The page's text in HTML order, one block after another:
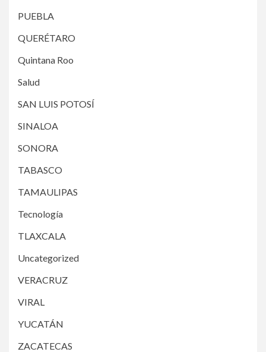
PUEBLA
QUERÉTARO
Quintana Roo
Salud
SAN LUIS POTOSÍ
SINALOA
SONORA
TABASCO
TAMAULIPAS
Tecnología
TLAXCALA
Uncategorized
VERACRUZ
VIRAL
YUCATÁN
ZACATECAS